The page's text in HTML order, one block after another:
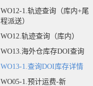
WO12-1.轨迹查询（库内+尾
程派送）
WO12.轨迹查询（库内）
WO13.海外仓库存DOI查询
WO13-1.查询DOI库存详情
WO05-1.预计运费-新